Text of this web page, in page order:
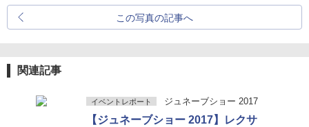
この写真の記事へ
関連記事
イベントレポート ジュネーブショー 2017
【ジュネーブショー 2017】レクサ